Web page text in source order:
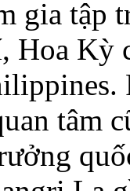
gia tập
Hoa Kỳ
tâm